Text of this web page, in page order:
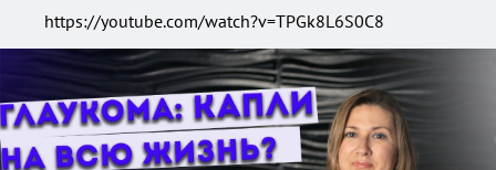
https://youtube.com/watch?v=TPGk8L6S0C8